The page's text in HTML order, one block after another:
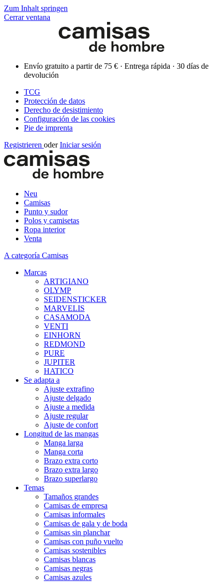
Zum Inhalt springen
Cerrar ventana
Envío gratuito a partir de 75 € · Entrega rápida · 30 días de
devolución
TCG
Protección de datos
Derecho de desistimiento
Configuración de las cookies
Pie de imprenta
Registrieren oder Iniciar sesión
Neu
Camisas
Punto y sudor
Polos y camisetas
Ropa interior
Venta
A categoría Camisas
Marcas
ARTIGIANO
OLYMP
SEIDENSTICKER
MARVELIS
CASAMODA
VENTI
EINHORN
REDMOND
PURE
JUPITER
HATICO
Se adapta a
Ajuste extrafino
Ajuste delgado
Ajuste a medida
Ajuste regular
Ajuste de confort
Longitud de las mangas
Manga larga
Manga corta
Brazo extra corto
Brazo extra largo
Brazo superlargo
Temas
Tamaños grandes
Camisas de empresa
Camisas informales
Camisas de gala y de boda
Camisas sin planchar
Camisas con puño vuelto
Camisas sostenibles
Camisas blancas
Camisas negras
Camisas azules